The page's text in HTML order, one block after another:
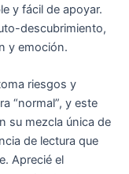
y fácil de apoyar.
descubrimiento,
y emoción.
riesgos y
“normal”, y este
su mezcla única de
de lectura que
Aprecié el